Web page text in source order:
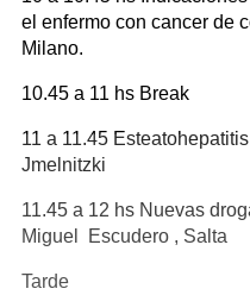
el enfermo con cancer de
Milano.
10.45 a 11 hs Break
11 a 11.45
Jmelnitzki
11.45 a 12 hs Nuevas
Miguel Escudero , Salta
Tarde